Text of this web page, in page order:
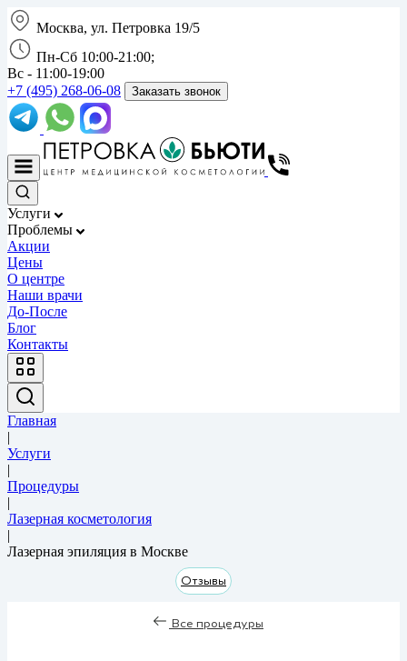
Москва, ул. Петровка 19/5
Пн-Сб 10:00-21:00;
Вс - 11:00-19:00
+7 (495) 268-06-08
Заказать звонок
Услуги
Проблемы
Акции
Цены
О центре
Наши врачи
До-После
Блог
Контакты
Главная
|
Услуги
|
Процедуры
|
Лазерная косметология
|
Лазерная эпиляция в Москве
Отзывы
Все процедуры